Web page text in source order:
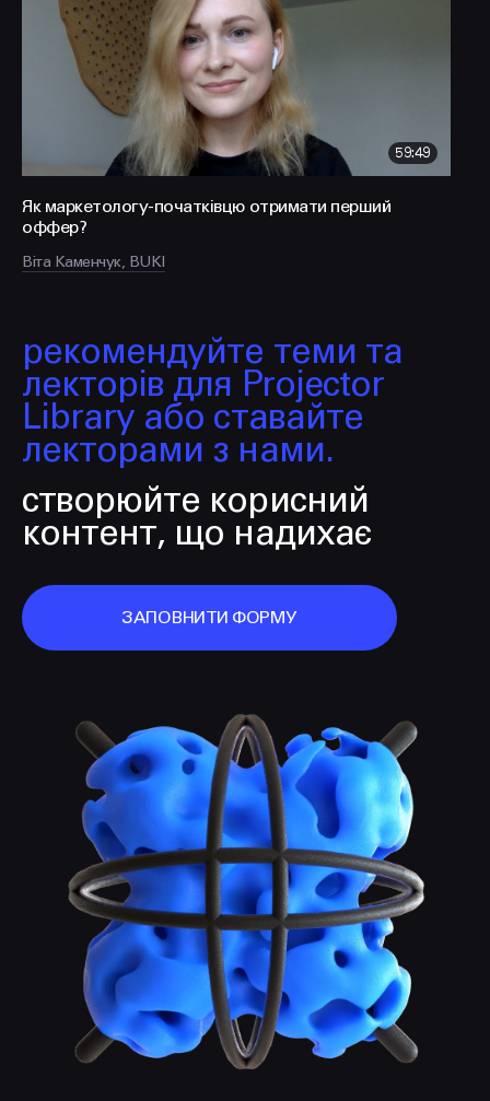
FACEBOOK LINKEDIN
59:49
Як маркетологу-початківцю отримати перший
оффер?
Віта Каменчук, BUKI
рекомендуйте теми та
лекторів для Projector
Library або ставайте
лекторами з нами.
створюйте корисний
контент, що надихає
ЗАПОВНИТИ ФОРМУ